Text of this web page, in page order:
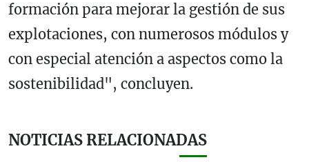
formación para mejorar la gestión de sus
explotaciones, con numerosos módulos y
con especial atención a aspectos como la
sostenibilidad", concluyen.
NOTICIAS RELACIONADAS